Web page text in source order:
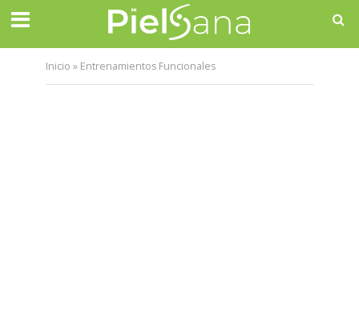
Inicio » Entrenamientos Funcionales